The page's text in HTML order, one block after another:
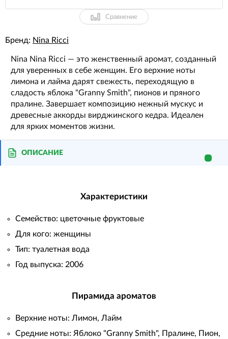
Сравнение
Бренд: Nina Ricci
Nina Nina Ricci — это женственный аромат, созданный
для уверенных в себе женщин. Его верхние ноты
лимона и лайма дарят свежесть, переходящую в
сладость яблока "Granny Smith", пионов и пряного
пралине. Завершает композицию нежный мускус и
древесные аккорды вирджинского кедра. Идеален
для ярких моментов жизни.
ОПИСАНИЕ
Характеристики
Семейство: цветочные фруктовые
Для кого: женщины
Тип: туалетная вода
Год выпуска: 2006
Пирамида ароматов
Верхние ноты: Лимон, Лайм
Средние ноты: Яблоко "Granny Smith", Пралине, Пион,